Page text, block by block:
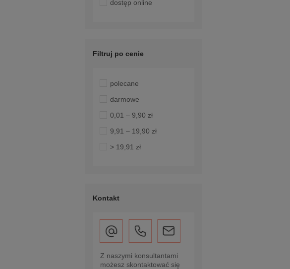
dostęp online
Filtruj po cenie
polecane
darmowe
0,01 – 9,90 zł
9,91 – 19,90 zł
> 19,91 zł
Kontakt
Z naszymi konsultantami
możesz skontaktować się